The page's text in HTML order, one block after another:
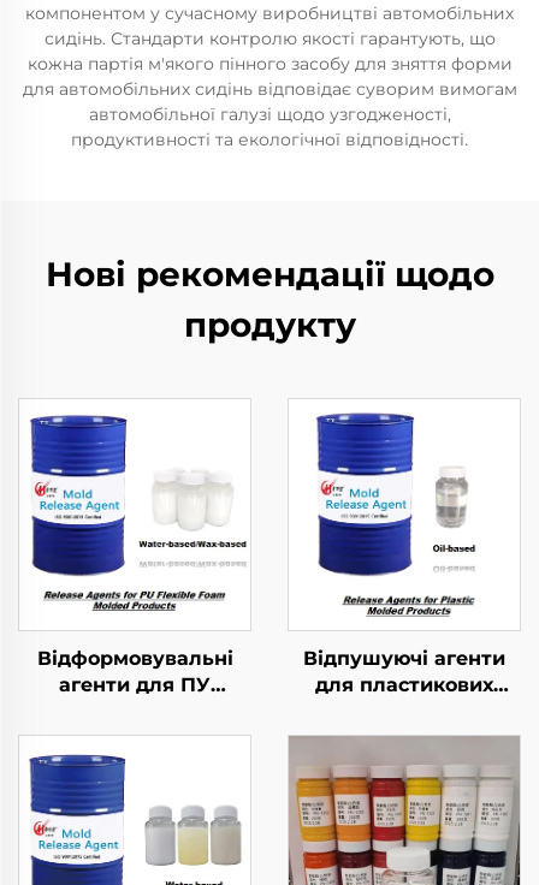
компонентом у сучасному виробництві автомобільних
сидінь. Стандарти контролю якості гарантують, що
кожна партія м'якого пінного засобу для зняття форми
для автомобільних сидінь відповідає суворим вимогам
автомобільної галузі щодо узгодженості,
продуктивності та екологічної відповідності.
Нові рекомендації щодо
продукту
Відформовувальні
агенти для ПУ
виробів
Відпушуючі агенти
для пластикових
продуктів